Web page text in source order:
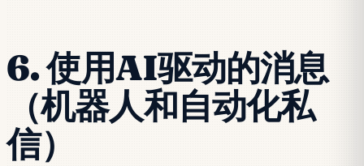
6. 使用AI驱动的消息
（机器人和自动化私
信）